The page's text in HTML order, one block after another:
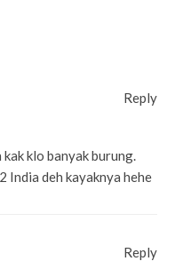
klo banyak burung.
India deh kayaknya hehe
Reply
Reply